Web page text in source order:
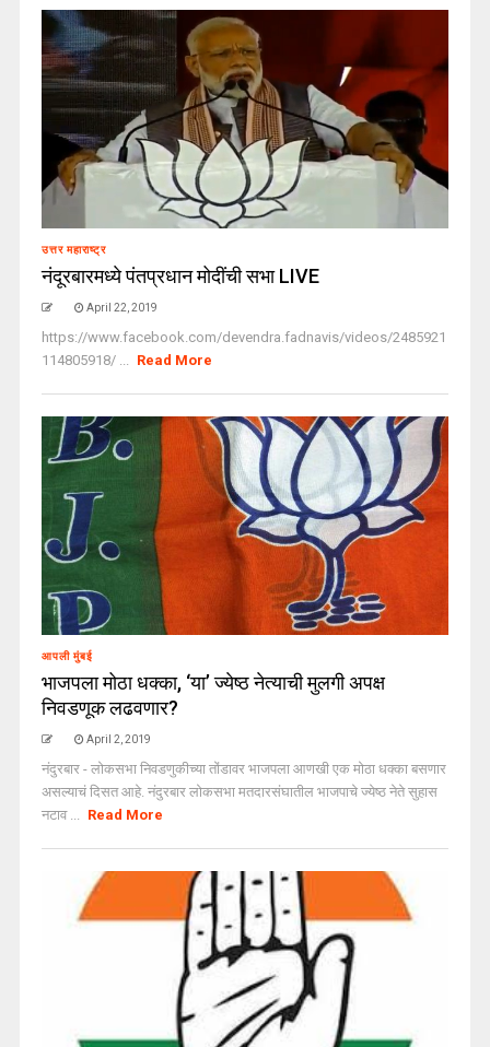
उत्तर महाराष्ट्र
नंदूरबारमध्ये पंतप्रधान मोदींची सभा LIVE
April 22, 2019
https://www.facebook.com/devendra.fadnavis/videos/2485921
114805918/ ... Read More
आपली मुंबई
भाजपला मोठा धक्का, ‘या’ ज्येष्ठ नेत्याची मुलगी अपक्ष
निवडणूक लढवणार?
April 2, 2019
नंदुरबार - लोकसभा निवडणुकीच्या तोंडावर भाजपला आणखी एक मोठा धक्का बसणार
असल्याचं दिसत आहे. नंदुरबार लोकसभा मतदारसंघातील भाजपाचे ज्येष्ठ नेते सुहास
नटाव ... Read More